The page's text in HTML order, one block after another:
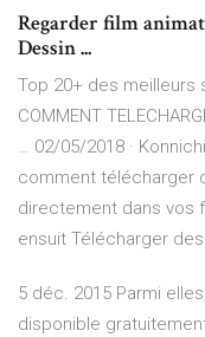
Regarder film
Dessin ...
Top 20+ des meilleurs
COMMENT
… 02/05/2018 ·
comment télécharger
directement dans vos
ensuit Télécharger
5 déc. 2015 Parmi
disponible